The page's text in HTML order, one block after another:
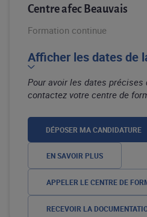
Centre afec Beauvais
Formation continue
Afficher les dates de
Pour avoir les dates précises
contactez votre centre de
DÉPOSER MA CANDIDATURE
EN SAVOIR PLUS
APPELER LE CENTRE DE
RECEVOIR LA